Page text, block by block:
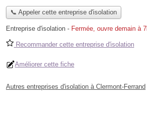
📞 Appeler cette entreprise d'isolation
Entreprise d'isolation - Fermée, ouvre demain à
Recommander cette entreprise d'isolation
Améliorer cette fiche
Autres entreprises d'isolation à Clermont-Ferrand